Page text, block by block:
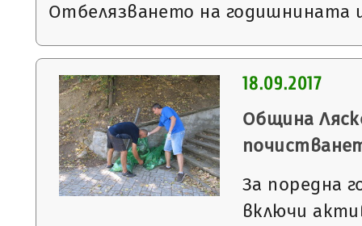
Отбелязването на годишнината
18.09.2017
Община
За поредна
включи